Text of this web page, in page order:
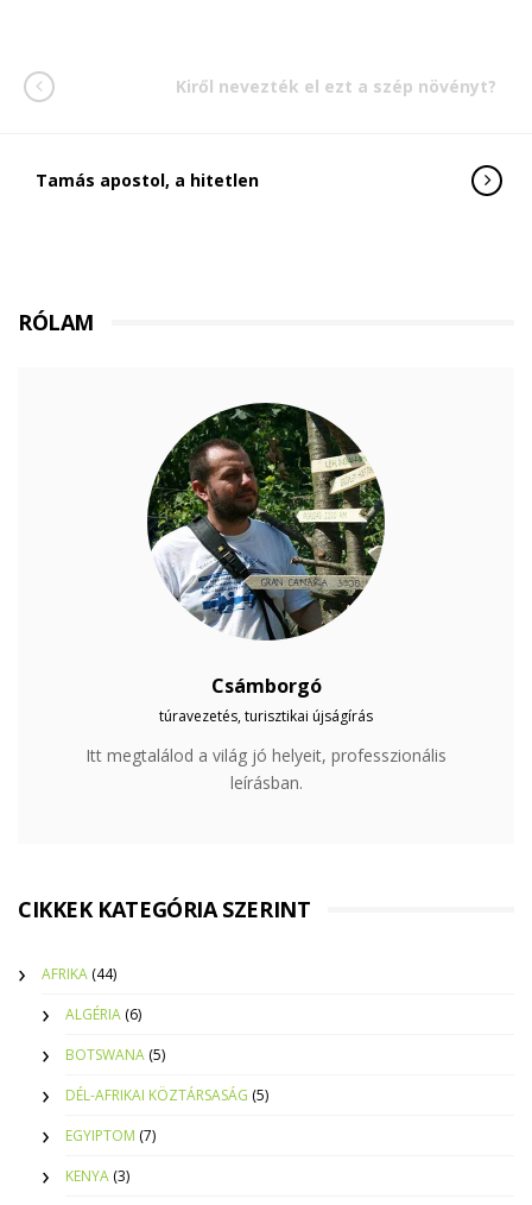
Kiről nevezték el ezt a szép növényt?
Tamás apostol, a hitetlen
RÓLAM
Csámborgó
túravezetés, turisztikai újságírás
Itt megtalálod a világ jó helyeit, professzionális
leírásban.
CIKKEK KATEGÓRIA SZERINT
AFRIKA (44)
ALGÉRIA (6)
BOTSWANA (5)
DÉL-AFRIKAI KÖZTÁRSASÁG (5)
EGYIPTOM (7)
KENYA (3)